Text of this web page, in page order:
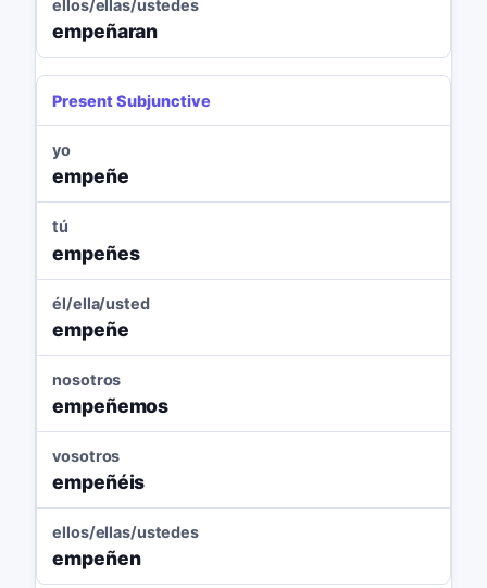
ellos/ellas/ustedes
empeñaran
Present Subjunctive
yo
empeñe
tú
empeñes
él/ella/usted
empeñe
nosotros
empeñemos
vosotros
empeñéis
ellos/ellas/ustedes
empeñen